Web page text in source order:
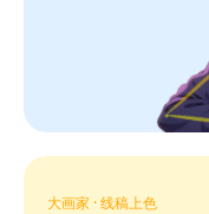
大画家 · 线稿上色